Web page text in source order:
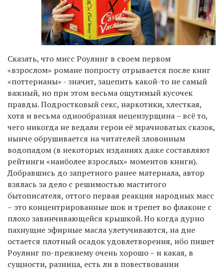
Сказать, что мисс Роулинг в своем первом
«взрослом» романе попросту отрывается после книг
«поттерианы» - значит, зацепить какой-то не самый
важный, но при этом весьма ощутимый кусочек
правды. Подростковый секс, наркотики, хлесткая,
хотя и весьма однообразная нецензурщина – всё то,
чего никогда не ведали герои её мрачноватых сказок,
нынче обрушивается на читателей зловонным
водопадом (в некоторых изданиях даже составляют
рейтинги «наиболее взрослых» моментов книги).
Добравшись до запретного ранее материала, автор
взялась за дело с решимостью маститого
бытописателя, оттого первая реакция народных масс
– это концентрированные шок и трепет во флаконе с
плохо завинчивающейся крышкой. Но когда дурно
пахнущие эфирные масла улетучиваются, на дне
остается плотный осадок удовлетворения, ибо пишет
Роулинг по-прежнему очень хорошо – и какая, в
сущности, разница, есть ли в повествовании